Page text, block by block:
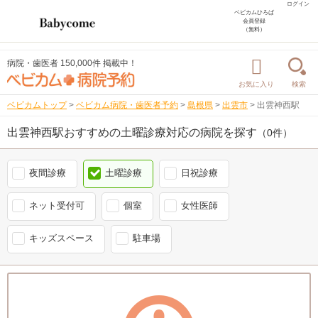
ログイン
ベビカムひろば
会員登録
（無料）
病院・歯医者 150,000件 掲載中！
お気に入り 検索
ベビカムトップ > ベビカム病院・歯医者予約 > 島根県 > 出雲市 > 出雲神西駅
出雲神西駅おすすめの土曜診療対応の病院を探す （0件）
夜間診療 土曜診療 日祝診療
ネット受付可 個室 女性医師
キッズスペース 駐車場